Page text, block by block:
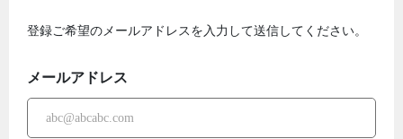
登録ご希望のメールアドレスを入力して送信してください。
メールアドレス